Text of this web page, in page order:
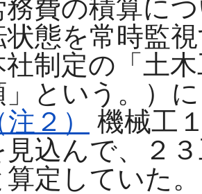
務費の積算に
状態を常時監
制定の「土
」という。）
注２）
機械工
見込んで、２
定していた。